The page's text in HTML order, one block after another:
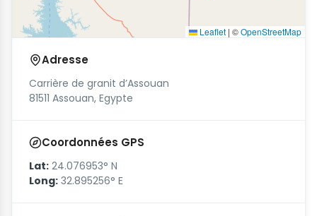
Leaflet | ©OpenStreetMap
Adresse
Carrière de granit d’Assouan
81511 Assouan, Egypte
Coordonnées GPS
Lat: 24.076953° N
Long: 32.895256° E